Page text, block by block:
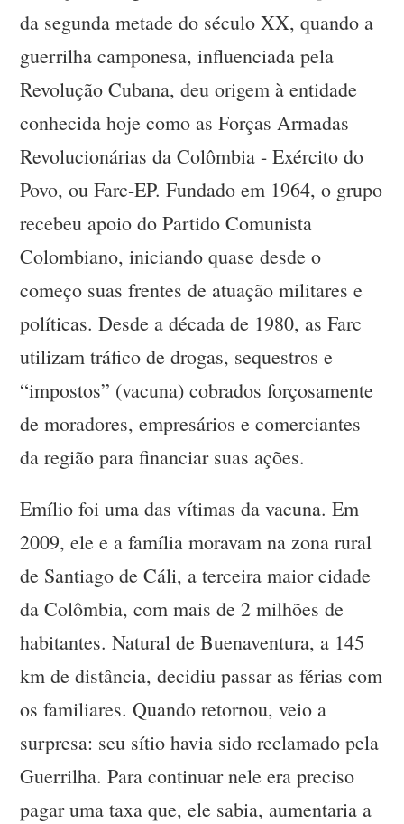
da segunda metade do século XX, quando a
guerrilha camponesa, influenciada pela
Revolução Cubana, deu origem à entidade
conhecida hoje como as Forças Armadas
Revolucionárias da Colômbia - Exército do
Povo, ou Farc-EP. Fundado em 1964, o grupo
recebeu apoio do Partido Comunista
Colombiano, iniciando quase desde o
começo suas frentes de atuação militares e
políticas. Desde a década de 1980, as Farc
utilizam tráfico de drogas, sequestros e
“impostos” (vacuna) cobrados forçosamente
de moradores, empresários e comerciantes
da região para financiar suas ações.
Emílio foi uma das vítimas da vacuna. Em
2009, ele e a família moravam na zona rural
de Santiago de Cáli, a terceira maior cidade
da Colômbia, com mais de 2 milhões de
habitantes. Natural de Buenaventura, a 145
km de distância, decidiu passar as férias com
os familiares. Quando retornou, veio a
surpresa: seu sítio havia sido reclamado pela
Guerrilha. Para continuar nele era preciso
pagar uma taxa que, ele sabia, aumentaria a